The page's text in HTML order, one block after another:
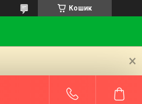
Кошик